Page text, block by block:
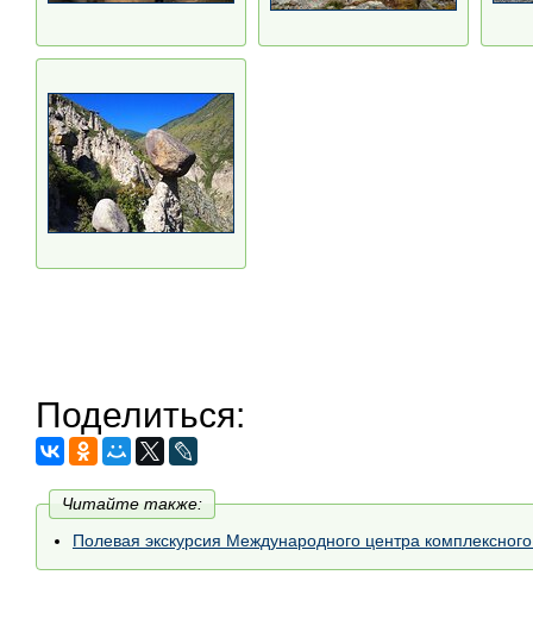
Поделиться:
Читайте также:
Полевая экскурсия Международного центра